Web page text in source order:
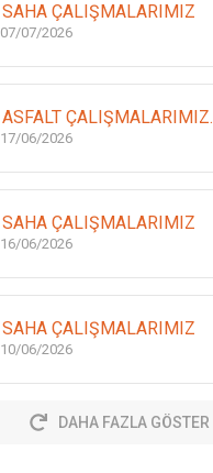
SAHA ÇALIŞMALARIMIZ
07/07/2026
ASFALT ÇALIŞMALARIMIZ.
17/06/2026
SAHA ÇALIŞMALARIMIZ
16/06/2026
SAHA ÇALIŞMALARIMIZ
10/06/2026
DAHA FAZLA GÖSTER